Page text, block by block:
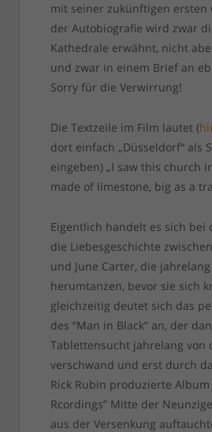
mit seiner zukünftigen ersten
der Autobiografie wird zwar
Kathedrale erwähnt, nicht
und zwar in einem Brief an
Sorry für die Verwirrung!
Die Textzeile im Film lautet (
dort einfach „Düsseldorf“ als
eingeben) „I saw this church
made of limestone, big as a
Eigentlich handelt es sich bei
die Liebesgeschichte
und June Carter, die
herumtanzen, bevor sie sich
gleichzeitig deutet sich das
des “Man in Black” an, der
Tablettensucht jahrelang von
verschwand und erst durch
Rick Rubin produzierte Album
Rcordings” Mitte der
aus der Versenkung